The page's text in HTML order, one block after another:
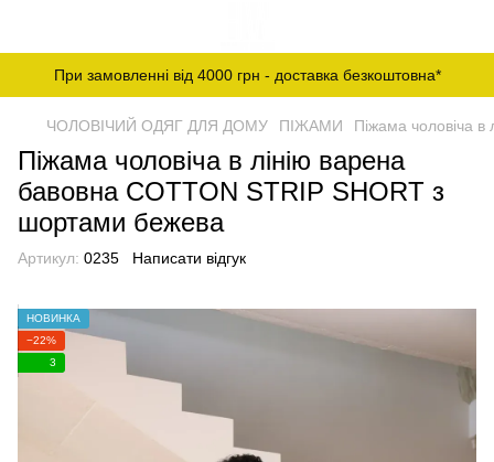
При замовленні від 4000 грн - доставка безкоштовна*
ЧОЛОВІЧИЙ ОДЯГ ДЛЯ ДОМУ ПІЖАМИ Піжама чоловіча
Піжама чоловіча в лінію варена
бавовна COTTON STRIP SHORT з
шортами бежева
Артикул: 0235 Написати відгук
НОВИНКА
−22%
3